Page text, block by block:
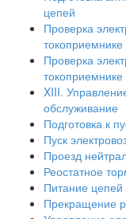
цепей
Проверка
токоприемнике
Проверка
токоприемнике
XIII.
обслуживание
Подготовка к
Пуск
Проезд
Реостатное
Питание
Прекращение